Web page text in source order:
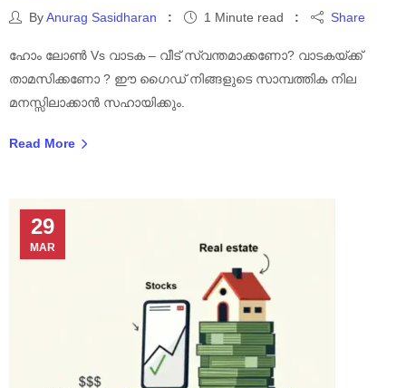
ByAnurag Sasidharan 1 Minute read Share
ഹോം ലോൺ Vs വാടക – വീട് സ്വന്തമാക്കണോ? വാടകയ്ക്ക്
താമസിക്കണോ ? ഈ ഗൈഡ് നിങ്ങളുടെ സാമ്പത്തിക നില
മനസ്സിലാക്കാൻ സഹായിക്കും.
Read More
29
MAR